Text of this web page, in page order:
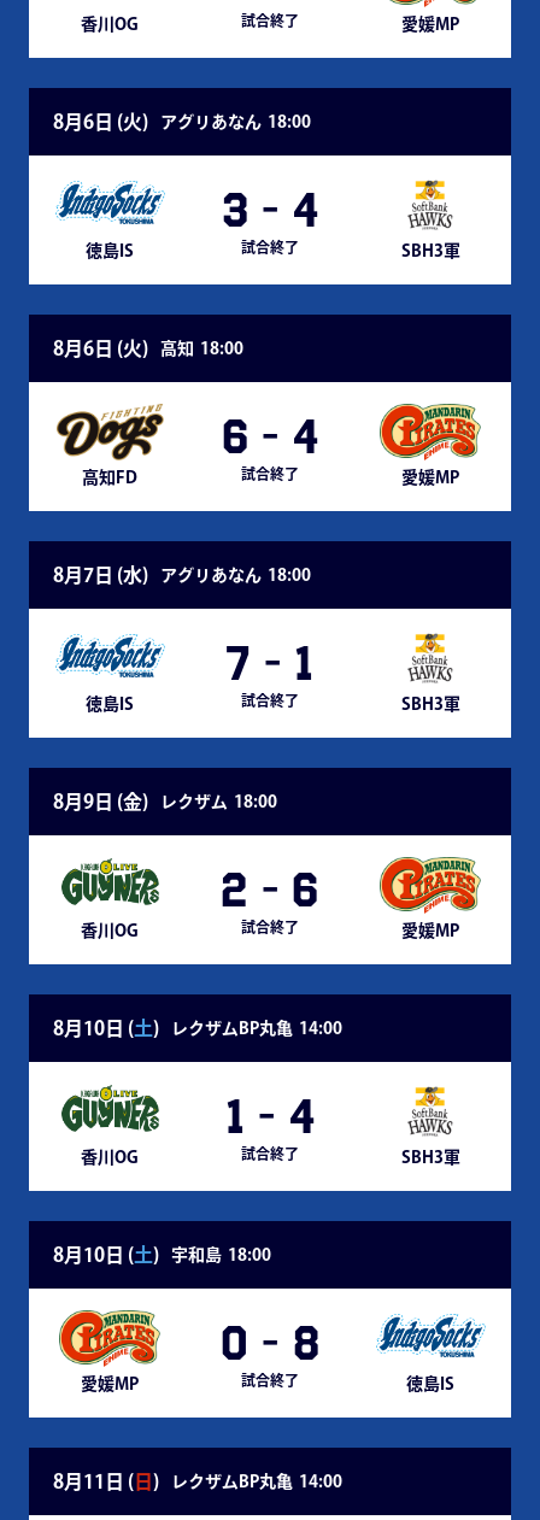
香川OG 試合終了 愛媛MP
8月6日 (火) アグリあなん 18:00
徳島IS
3 - 4
試合終了 SBH3軍
8月6日 (火) 高知 18:00
高知FD
6 - 4
試合終了 愛媛MP
8月7日 (水) アグリあなん 18:00
徳島IS
7 - 1
試合終了 SBH3軍
8月9日 (金) レクザム 18:00
香川OG
2 - 6
試合終了 愛媛MP
8月10日 (土) レクザムBP丸亀 14:00
香川OG
1 - 4
試合終了 SBH3軍
8月10日 (土) 宇和島 18:00
愛媛MP
0 - 8
試合終了 徳島IS
8月11日 ( 日 ) レクザムBP丸亀 14:00